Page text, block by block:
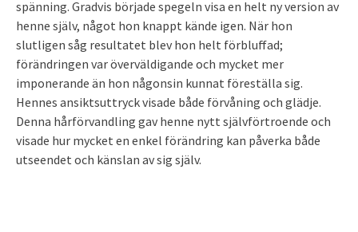
spänning. Gradvis började spegeln visa en helt ny version av
henne själv, något hon knappt kände igen. När hon
slutligen såg resultatet blev hon helt förbluffad;
förändringen var överväldigande och mycket mer
imponerande än hon någonsin kunnat föreställa sig.
Hennes ansiktsuttryck visade både förvåning och glädje.
Denna hårförvandling gav henne nytt självförtroende och
visade hur mycket en enkel förändring kan påverka både
utseendet och känslan av sig själv.